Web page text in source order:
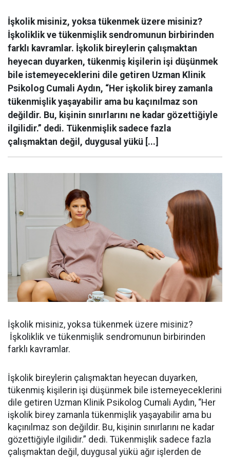
İşkolik misiniz, yoksa tükenmek üzere misiniz?
İşkoliklik ve tükenmişlik sendromunun birbirinden
farklı kavramlar. İşkolik bireylerin çalışmaktan
heyecan duyarken, tükenmiş kişilerin işi düşünmek
bile istemeyeceklerini dile getiren Uzman Klinik
Psikolog Cumali Aydın, “Her işkolik birey zamanla
tükenmişlik yaşayabilir ama bu kaçınılmaz son
değildir. Bu, kişinin sınırlarını ne kadar gözettiğiyle
ilgilidir.” dedi. Tükenmişlik sadece fazla
çalışmaktan değil, duygusal yükü [...]
İşkolik misiniz, yoksa tükenmek üzere misiniz?
İşkoliklik ve tükenmişlik sendromunun birbirinden
farklı kavramlar.
İşkolik bireylerin çalışmaktan heyecan duyarken,
tükenmiş kişilerin işi düşünmek bile istemeyeceklerini
dile getiren Uzman Klinik Psikolog Cumali Aydın, “Her
işkolik birey zamanla tükenmişlik yaşayabilir ama bu
kaçınılmaz son değildir. Bu, kişinin sınırlarını ne kadar
gözettiğiyle ilgilidir.” dedi. Tükenmişlik sadece fazla
çalışmaktan değil, duygusal yükü ağır işlerden de